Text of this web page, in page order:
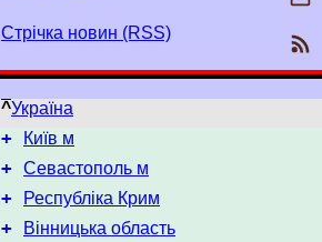
Стрічка новин (RSS)
^Україна
+ Київ м
+ Севастополь м
+ Республіка Крим
+ Вінницька область